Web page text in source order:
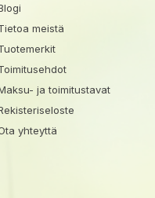
meistä
ja toimitustavat
yhteyttä